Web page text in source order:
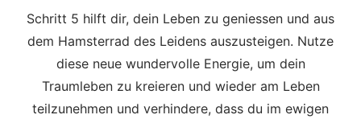
Schritt 5 hilft dir, dein Leben zu geniessen und aus
dem Hamsterrad des Leidens auszusteigen. Nutze
diese neue wundervolle Energie, um dein
Traumleben zu kreieren und wieder am Leben
teilzunehmen und verhindere, dass du im ewigen